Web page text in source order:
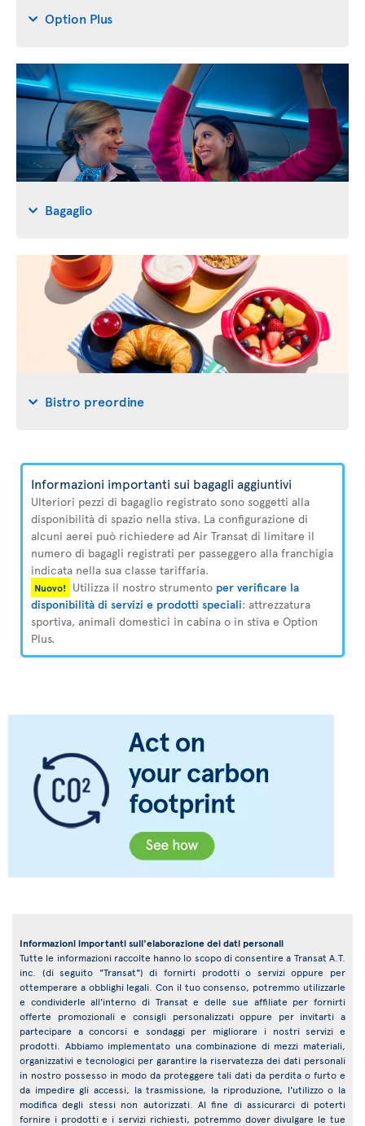
Option Plus
Bagaglio
Bistro preordine
Informazioni importanti sui bagagli aggiuntivi
Ulteriori pezzi di bagaglio registrato sono soggetti alla
disponibilità di spazio nella stiva. La configurazione di
alcuni aerei può richiedere ad Air Transat di limitare il
numero di bagagli registrati per passeggero alla franchigia
indicata nella sua classe tariffaria.
Nuovo! Utilizza il nostro strumento per verificare la
disponibilità di servizi e prodotti speciali: attrezzatura
sportiva, animali domestici in cabina o in stiva e Option
Plus.
Informazioni importanti sull'elaborazione dei dati personali
Tutte le informazioni raccolte hanno lo scopo di consentire a Transat A.T.
inc. (di seguito "Transat") di fornirti prodotti o servizi oppure per
ottemperare a obblighi legali. Con il tuo consenso, potremmo utilizzarle
e condividerle all'interno di Transat e delle sue affiliate per fornirti
offerte promozionali e consigli personalizzati oppure per invitarti a
partecipare a concorsi e sondaggi per migliorare i nostri servizi e
prodotti. Abbiamo implementato una combinazione di mezzi materiali,
organizzativi e tecnologici per garantire la riservatezza dei dati personali
in nostro possesso in modo da proteggere tali dati da perdita o furto e
da impedire gli accessi, la trasmissione, la riproduzione, l'utilizzo o la
modifica degli stessi non autorizzati. Al fine di assicurarci di poterti
fornire i prodotti e i servizi richiesti, potremmo dover divulgare le tue